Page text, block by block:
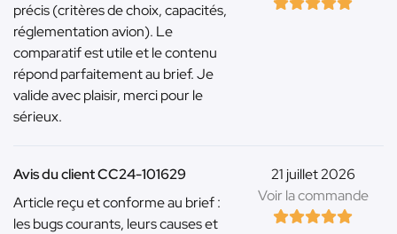
précis (critères de choix, capacités,
réglementation avion). Le
comparatif est utile et le contenu
répond parfaitement au brief. Je
valide avec plaisir, merci pour le
sérieux.
21 juillet 2026
Voir la commande
Avis du client CC24-101629
Article reçu et conforme au brief :
les bugs courants, leurs causes et